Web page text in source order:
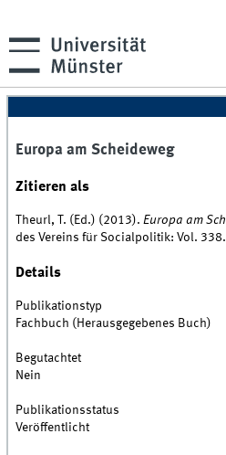
Europa am Scheideweg
Zitieren als
Theurl, T. (Ed.) (2013).Europa am
des Vereins für Socialpolitik: Vol.
Details
Publikationstyp
Fachbuch (Herausgegebenes Buch)
Begutachtet
Nein
Publikationsstatus
Veröffentlicht